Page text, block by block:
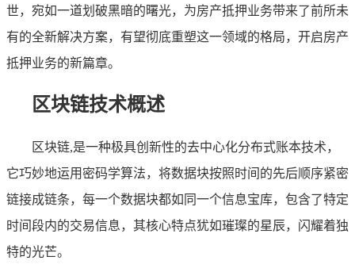
世，宛如一道划破黑暗的曙光，为房产抵押业务带来了前所未
有的全新解决方案，有望彻底重塑这一领域的格局，开启房产
抵押业务的新篇章。
区块链技术概述
区块链,是一种极具创新性的去中心化分布式账本技术，
它巧妙地运用密码学算法，将数据块按照时间的先后顺序紧密
链接成链条，每一个数据块都如同一个信息宝库，包含了特定
时间段内的交易信息，其核心特点犹如璀璨的星辰，闪耀着独
特的光芒。